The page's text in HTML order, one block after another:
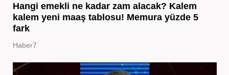
Hangi emekli ne kadar zam alacak? Kalem
kalem yeni maaş tablosu! Memura yüzde 5
fark
Haber7